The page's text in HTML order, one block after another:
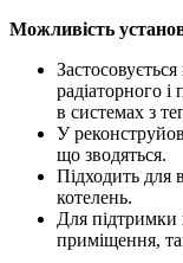
Можливість
радіаторного
в системах з
У
що зводяться.
Підходить для
котелень.
Для підтримки
приміщення,